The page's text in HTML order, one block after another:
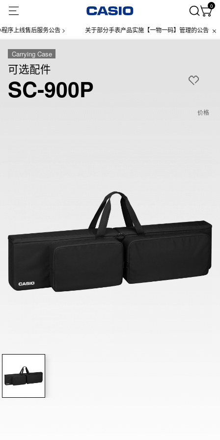
0
上线售后服务公告 > 关于部分手表产品实施【一物一码】管理的公告 >
Carrying Case
可选配件
SC-900P
价格